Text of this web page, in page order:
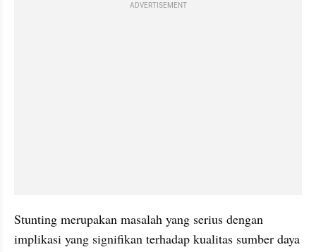
ADVERTISEMENT
Stunting merupakan masalah yang serius dengan
implikasi yang signifikan terhadap kualitas sumber daya